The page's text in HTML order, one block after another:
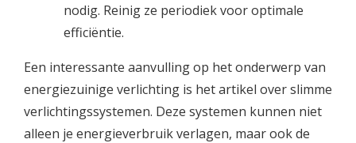
nodig. Reinig ze periodiek voor optimale
efficiëntie.
Een interessante aanvulling op het onderwerp van
energiezuinige verlichting is het artikel over slimme
verlichtingssystemen. Deze systemen kunnen niet
alleen je energieverbruik verlagen, maar ook de